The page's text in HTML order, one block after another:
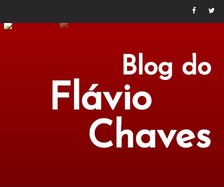
Blog do
Flávio
Chaves